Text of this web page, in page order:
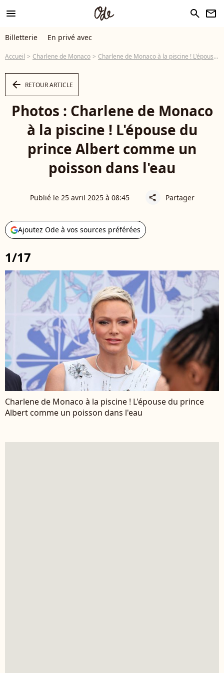
menu search newsletter
Billetterie En privé avec
Accueil Charlene de Monaco Charlene de Monaco à la piscine ! L'épouse du prince Albert comme un poisson dans l'eau
arrow_left RETOUR ARTICLE
Photos : Charlene de Monaco
à la piscine ! L'épouse du
prince Albert comme un
poisson dans l'eau
Publié le 25 avril 2025 à 08:45 share Partager
Ajoutez Ode à vos sources préférées
1/17
Charlene de Monaco à la piscine ! L'épouse du prince
Albert comme un poisson dans l'eau